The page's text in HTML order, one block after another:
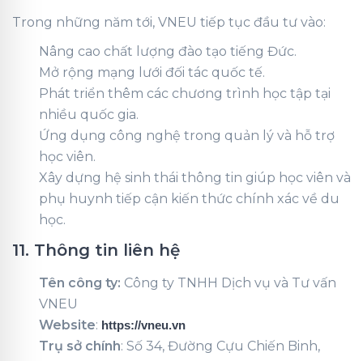
Trong những năm tới, VNEU tiếp tục đầu tư vào:
Nâng cao chất lượng đào tạo tiếng Đức.
Mở rộng mạng lưới đối tác quốc tế.
Phát triển thêm các chương trình học tập tại
nhiều quốc gia.
Ứng dụng công nghệ trong quản lý và hỗ trợ
học viên.
Xây dựng hệ sinh thái thông tin giúp học viên và
phụ huynh tiếp cận kiến thức chính xác về du
học.
11. Thông tin liên hệ
Tên công ty: Công ty TNHH Dịch vụ và Tư vấn
VNEU
Website: https://vneu.vn
Trụ sở chính: Số 34, Đường Cựu Chiến Binh,